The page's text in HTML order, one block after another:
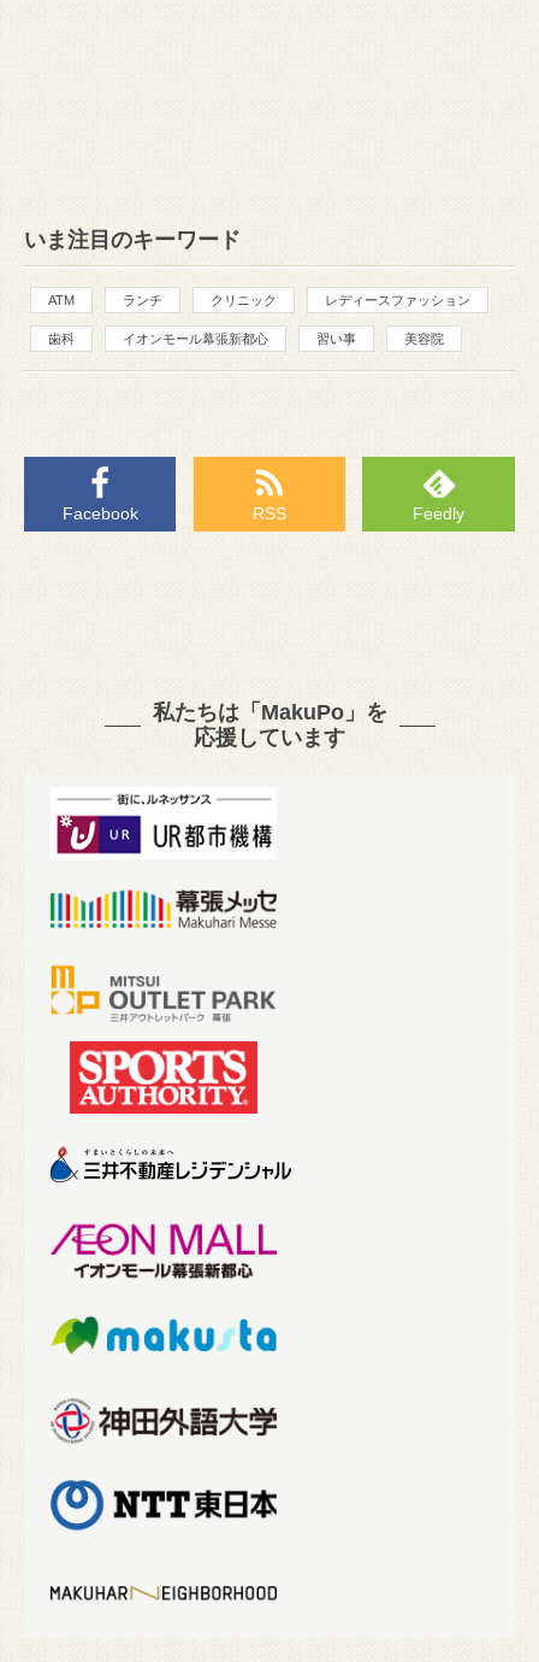
いま注目のキーワード
ATM ランチ クリニック レディースファッション
歯科 イオンモール幕張新都心 習い事 美容院
Facebook RSS Feedly
私たちは「MakuPo」を
応援しています